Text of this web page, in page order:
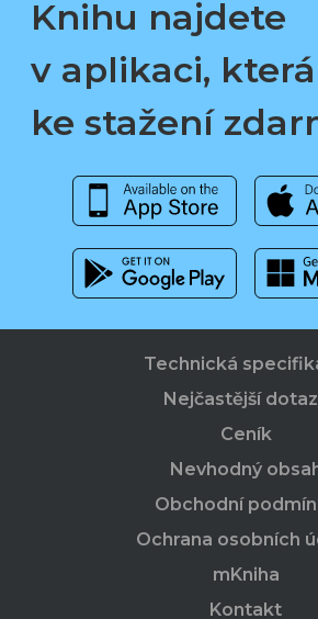
Knihu najdete
v aplikaci,
ke stažení
Technická
Nejčastější
Ceník
Nevhodný
Obchodní
Ochrana osobních
mKniha
Kontakt